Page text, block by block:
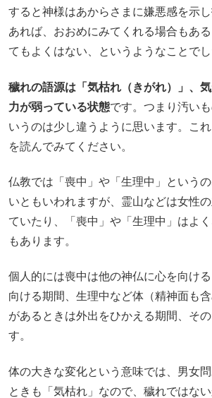
すると神様はあからさまに嫌悪感を示
あれば、おおめにみてくれる場合もあ
てもよくはない、というようなことでし
穢れの語源は「気枯れ（きがれ）」、
力が弱っている状態です。つまり汚い
いうのは少し違うように思います。こ
を読んでみてください。
仏教では「喪中」や「生理中」という
いともいわれますが、霊山などは女性
ていたり、「喪中」や「生理中」はよ
もあります。
個人的には喪中は他の神仏に心を向け
向ける期間、生理中など体（精神面も
があるときは外出をひかえる期間、そ
す。
体の大きな変化という意味では、男女
ときも「気枯れ」なので、穢れではな